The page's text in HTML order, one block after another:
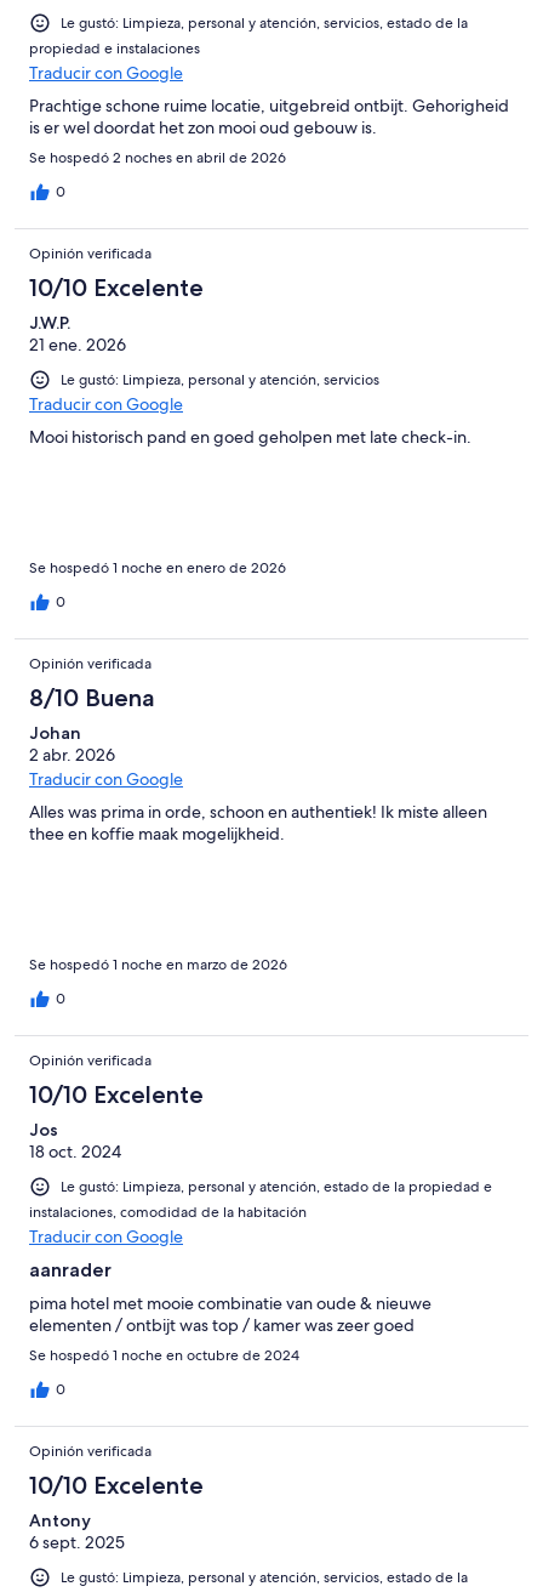
Le gustó: Limpieza, personal y atención, servicios, estado de la
propiedad e instalaciones
Traducir con Google
Prachtige schone ruime locatie, uitgebreid ontbijt. Gehorigheid
is er wel doordat het zon mooi oud gebouw is.
Se hospedó 2 noches en abril de 2026
0
Opinión verificada
10/10 Excelente
J.W.P.
21 ene. 2026
Le gustó: Limpieza, personal y atención, servicios
Traducir con Google
Mooi historisch pand en goed geholpen met late check-in.
Se hospedó 1 noche en enero de 2026
0
Opinión verificada
8/10 Buena
Johan
2 abr. 2026
Traducir con Google
Alles was prima in orde, schoon en authentiek! Ik miste alleen
thee en koffie maak mogelijkheid.
Se hospedó 1 noche en marzo de 2026
0
Opinión verificada
10/10 Excelente
Jos
18 oct. 2024
Le gustó: Limpieza, personal y atención, estado de la propiedad e
instalaciones, comodidad de la habitación
Traducir con Google
aanrader
pima hotel met mooie combinatie van oude & nieuwe
elementen / ontbijt was top / kamer was zeer goed
Se hospedó 1 noche en octubre de 2024
0
Opinión verificada
10/10 Excelente
Antony
6 sept. 2025
Le gustó: Limpieza, personal y atención, servicios, estado de la